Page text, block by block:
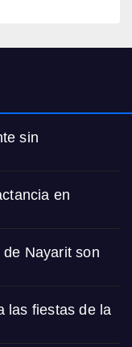
sin
en
Nayarit son
las fiestas de la